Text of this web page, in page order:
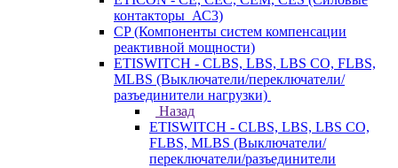
контакторы_АС3)
CP (Компоненты систем компенсации
реактивной мощности)
ETISWITCH - CLBS, LBS, LBS CO, FLBS,
MLBS (Выключатели/переключатели/
разъединители нагрузки)
Назад
ETISWITCH - CLBS, LBS, LBS CO,
FLBS, MLBS (Выключатели/
переключатели/разъединители